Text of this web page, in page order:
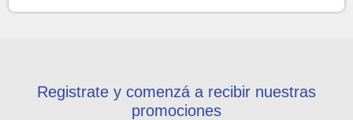
Registrate y comenzá a recibir nuestras
promociones